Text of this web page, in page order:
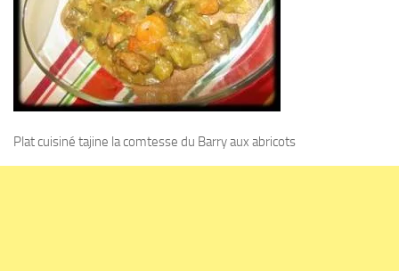
Plat cuisiné tajine la comtesse du Barry aux abricots